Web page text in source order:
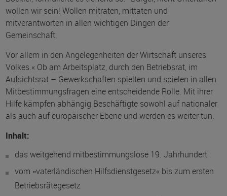
wollen wir sein! Wollen mitraten, mittaten und
mitverantworten in allen wichtigen Dingen der
Gemeinschaft.
Vor allem in den Angelegenheiten der Wirtschaft unseres
Volkes.« Ob am Arbeitsplatz, durch den Betriebsrat, im
Aufsichtsrat – Gewerkschaften spielten und spielen in allen
Mitbestimmungsfragen eine entscheidende Rolle. Mit ihrer
Hilfe kämpfen abhängig Beschäftigte sowohl auf nationaler
als auch auf europäischer Ebene und werden es weiter tun.
Inhalt:
das weitgehend mitbestimmungslose 19. Jahrhundert
vom »vaterländischen Hilfsdienstgesetz« bis zum ersten
Betriebsrätegesetz